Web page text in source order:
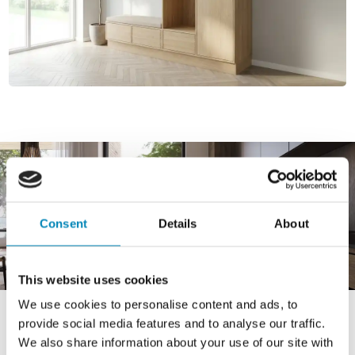
Consent Details About
This website uses cookies
We use cookies to personalise content and ads, to
provide social media features and to analyse our traffic.
We also share information about your use of our site with